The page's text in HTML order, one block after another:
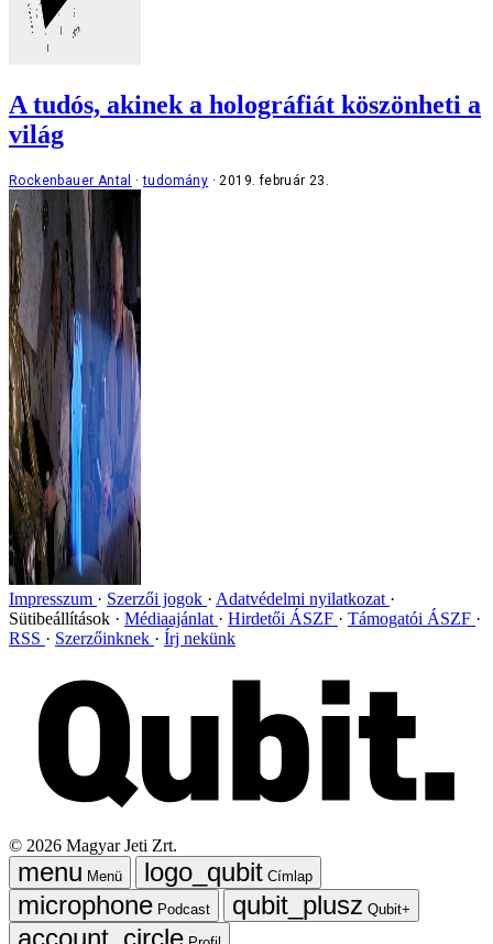
A tudós, akinek a holográfiát köszönheti a
világ
Rockenbauer Antal tudomány 2019. február 23.
Impresszum Szerzői jogok
Adatvédelmi nyilatkozat
Sütibeállítások
Médiaajánlat Hirdetői ÁSZF
Támogatói ÁSZF
RSS
Szerzőinknek Írj nekünk
© 2026 Magyar Jeti Zrt.
Menü
Címlap
Podcast
Qubit+